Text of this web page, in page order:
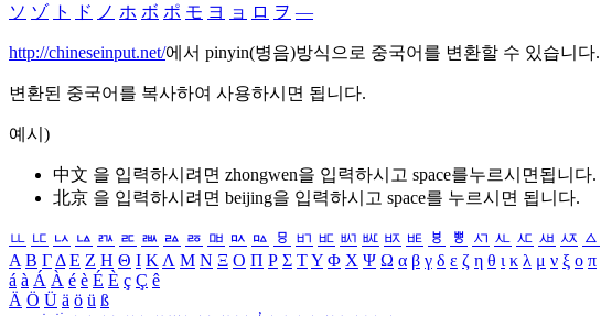
ソ ゾ ト ド ノ ホ ボ ポ モ ヨ ョ ロ ヲ ―
http://chineseinput.net/에서 pinyin(병음)방식으로 중국어를 변환할 수 있습니다.
변환된 중국어를 복사하여 사용하시면 됩니다.
예시)
中文 을 입력하시려면 zhongwen을 입력하시고 space를누르시면됩니다.
北京 을 입력하시려면 beijing을 입력하시고 space를 누르시면 됩니다.
ㅥ ㅦ ㅧ ㅨ ㅩ ㅪ ㅫ ㅬ ㅭ ㅮ ㅯ ㅰ ㅱ ㅲ ㅳ ㅴ ㅵ ㅶ ㅷ ㅸ ㅹ ㅺ ㅻ ㅼ ㅽ ㅾ ㅿ
Α Β ΓΔ Ε Ζ Η Θ Ι ΚΛ Μ Ν Ξ Ο Π Ρ Σ ΤΥ Φ Χ Ψ Ω α β γ δ ε ζ η θ ι κ λ μ ν ξ ο π
á à Á À é è É È ç Ç ê
Ä Ö Ü ä ö ü ß